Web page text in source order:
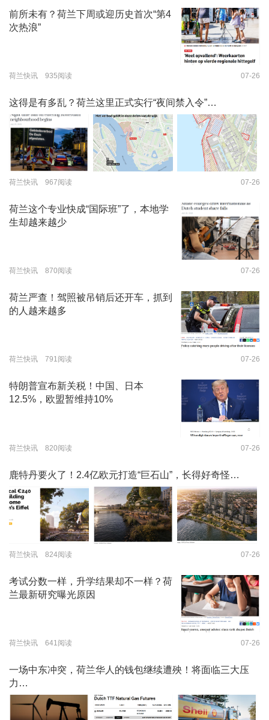
前所未有？荷兰下周或迎历史首次“第4
次热浪”
荷兰快讯 935阅读 07-26
这得是有多乱？荷兰这里正式实行“夜间禁入令”…
荷兰快讯 967阅读 07-26
荷兰这个专业快成“国际班”了，本地学
生却越来越少
荷兰快讯 870阅读 07-26
荷兰严查！驾照被吊销后还开车，抓到
的人越来越多
荷兰快讯 791阅读 07-26
特朗普宣布新关税！中国、日本
12.5%，欧盟暂维持10%
荷兰快讯 820阅读 07-26
鹿特丹要火了！2.4亿欧元打造“巨石山”，长得好奇怪…
荷兰快讯 824阅读 07-26
考试分数一样，升学结果却不一样？荷
兰最新研究曝光原因
荷兰快讯 641阅读 07-26
一场中东冲突，荷兰华人的钱包继续遭殃！将面临三大压
力…